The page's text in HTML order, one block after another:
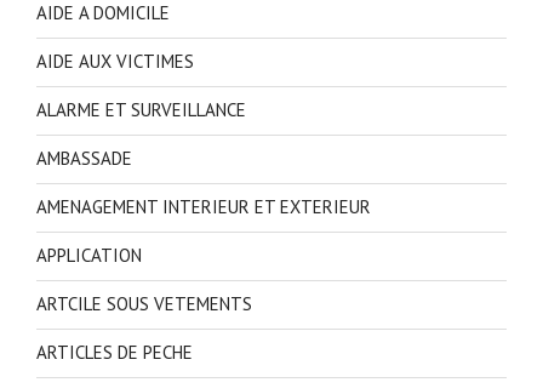
AIDE A DOMICILE
AIDE AUX VICTIMES
ALARME ET SURVEILLANCE
AMBASSADE
AMENAGEMENT INTERIEUR ET EXTERIEUR
APPLICATION
ARTCILE SOUS VETEMENTS
ARTICLES DE PECHE